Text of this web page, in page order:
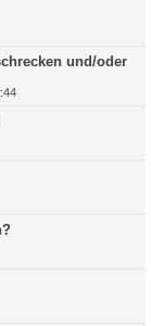
und/oder